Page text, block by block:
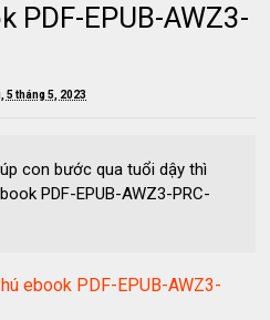
PDF-EPUB-AWZ3-
5 tháng 5, 2023
con bước qua tuổi dậy thì
PDF-EPUB-AWZ3-PRC-
ebook PDF-EPUB-AWZ3-